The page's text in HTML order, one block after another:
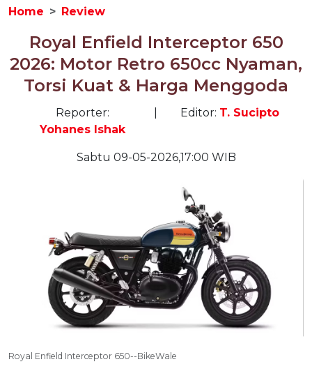
Home Review
Royal Enfield Interceptor 650
2026: Motor Retro 650cc Nyaman,
Torsi Kuat & Harga Menggoda
Reporter:
Yohanes Ishak
Editor: T. Sucipto
Sabtu 09-05-2026,17:00 WIB
Royal Enfield Interceptor 650--BikeWale